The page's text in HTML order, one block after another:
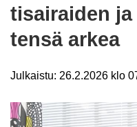
ti­sai­rai­den
ten­sä arkea
Julkaistu: 26.2.2026 klo